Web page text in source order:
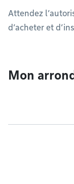
Attendez
d’acheter et
Mon